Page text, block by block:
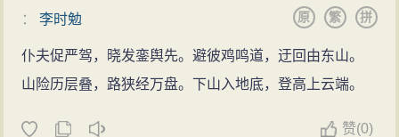
：李时勉 拼
繁
原
仆夫促严驾，晓发銮舆先。避彼鸡鸣道，迂回由东山。
山险历层叠，路狭经万盘。下山入地底，登高上云端。
赞(0)